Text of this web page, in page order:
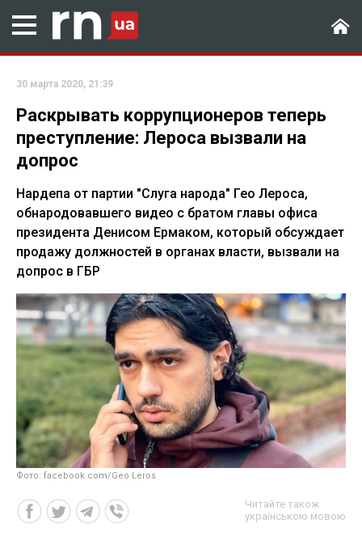
30 марта 2020, 21:39
Раскрывать коррупционеров теперь
преступление: Лероса вызвали на
допрос
Нардепа от партии "Слуга народа" Гео Лероса,
обнародовавшего видео с братом главы офиса
президента Денисом Ермаком, который обсуждает
продажу должностей в органах власти, вызвали на
допрос в ГБР
Фото: facebook.com/Geo Leros
Читайте також
українською мовою